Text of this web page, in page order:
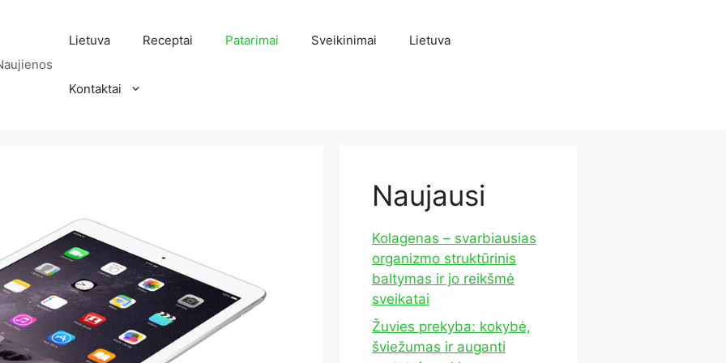
Lietuva Receptai Patarimai Sveikinimai Lietuva
Kontaktai
Naujausi
Kolagenas – svarbiausias
organizmo struktūrinis
baltymas ir jo reikšmė
sveikatai
Žuvies prekyba: kokybė,
šviežumas ir auganti